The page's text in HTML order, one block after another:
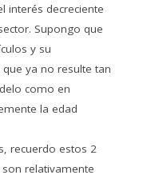
interés decreciente
Supongo que
y su
ya no resulte tan
como en
la edad
recuerdo estos 2
relativamente